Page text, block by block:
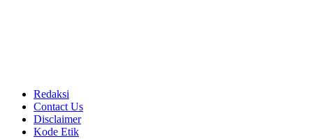
Redaksi
Contact Us
Disclaimer
Kode Etik